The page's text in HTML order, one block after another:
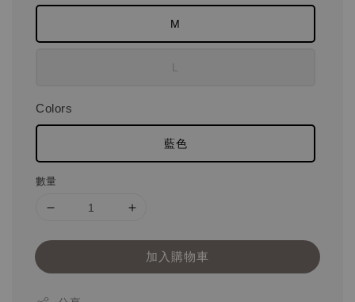
M
L
Colors
藍色
數量
加入購物車